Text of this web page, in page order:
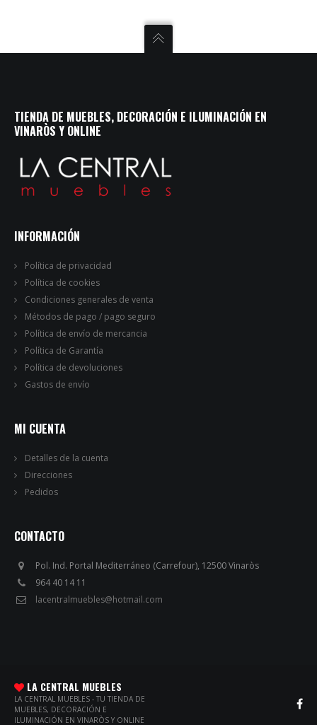
TIENDA DE MUEBLES, DECORACIÓN E ILUMINACIÓN EN
VINARÒS Y ONLINE
INFORMACIÓN
Política de privacidad
Política de cookies
Condiciones generales de venta
Métodos de pago / pago seguro
Política de envío de mercancia
Política de Garantía
Política de devoluciones
Gastos de envío
MI CUENTA
Detalles de la cuenta
Direcciones
Pedidos
CONTACTO
Pol. Ind. Portal Mediterráneo (Carrefour), 12500 Vinaròs
964 40 14 11
lacentralmuebles@hotmail.com
LA CENTRAL MUEBLES
LA CENTRAL MUEBLES - TU TIENDA DE
MUEBLES, DECORACIÓN E
ILUMINACIÓN EN VINARÒS Y ONLINE